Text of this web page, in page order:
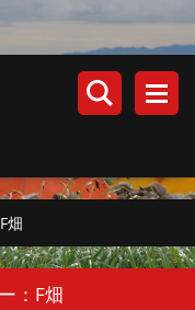
畑
：F畑